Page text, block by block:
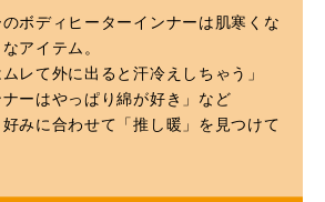
ボディヒーターインナーは肌寒くな
アイテム。
ムレて外に出ると汗冷えしちゃう」
ナーはやっぱり綿が好き」など
みに合わせて「推し暖」を見つけて